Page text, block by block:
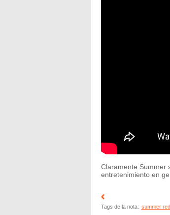
Claramente Summer
entretenimiento en
Tags de la nota: summer